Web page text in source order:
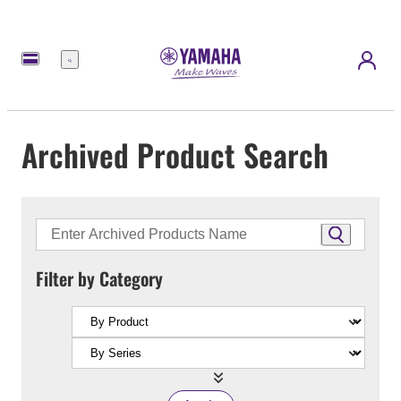
Menu
Archived Product Search
Filter by Category